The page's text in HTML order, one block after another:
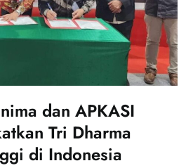
dan APKASI
Tri Dharma
di Indonesia